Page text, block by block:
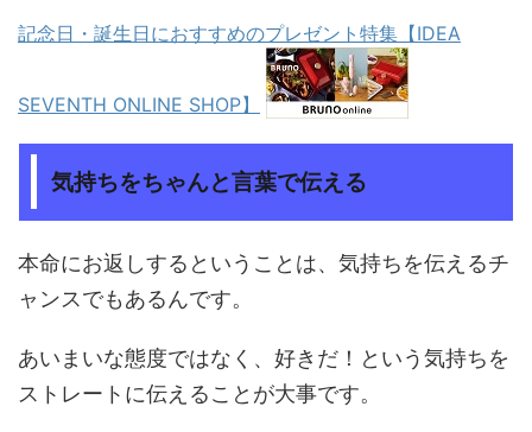
記念日・誕生日におすすめのプレゼント特集【IDEA
SEVENTH ONLINE SHOP】
気持ちをちゃんと言葉で伝える
本命にお返しするということは、気持ちを伝えるチ
ャンスでもあるんです。
あいまいな態度ではなく、好きだ！という気持ちを
ストレートに伝えることが大事です。